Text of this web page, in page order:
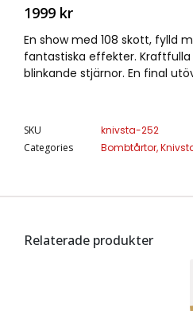
1999 kr
En show med 108 skott, fylld
fantastiska effekter.
blinkande stjärnor. En final
SKU
knivsta-252
Categories
Bombtårtor,
Relaterade produkter